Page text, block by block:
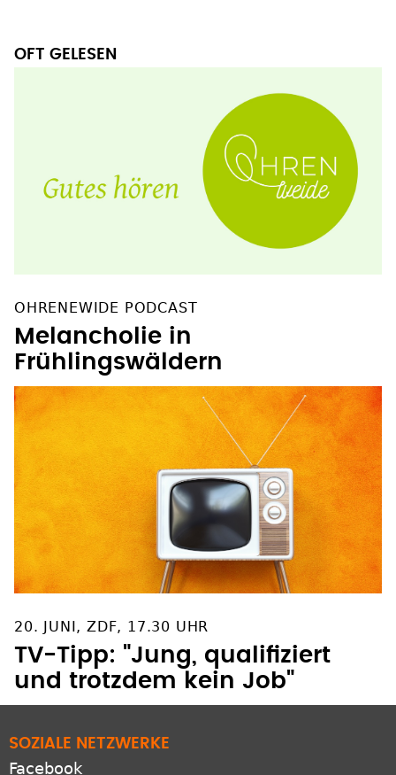
OFT GELESEN
OHRENEWIDE PODCAST
Melancholie in
Frühlingswäldern
20. JUNI, ZDF, 17.30 UHR
TV-Tipp: "Jung, qualifiziert
SOZIALE NETZWERKE